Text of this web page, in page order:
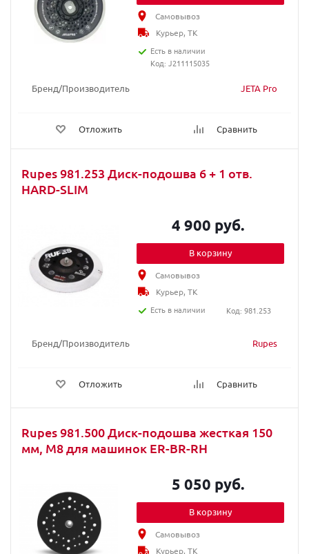
Бренд/Производитель JETA Pro
Отложить Сравнить
Самовывоз
Курьер, ТК
Есть в наличии
Код: J211115035
Rupes 981.253 Диск-подошва 6 + 1 отв.
HARD-SLIM
Бренд/Производитель Rupes
Отложить Сравнить
4 900 руб.
В корзину
Самовывоз
Курьер, ТК
Есть в наличии
Код: 981.253
Rupes 981.500 Диск-подошва жесткая 150
мм, М8 для машинок ER-BR-RH
5 050 руб.
В корзину
Самовывоз
Курьер, ТК